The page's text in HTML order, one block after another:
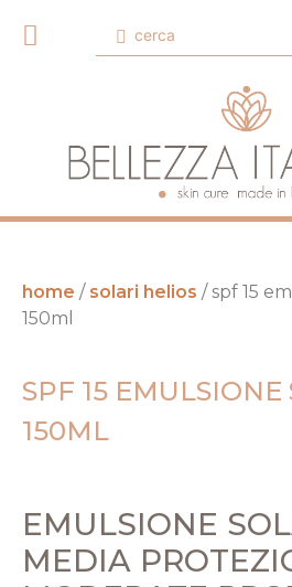
home / solari helios / spf 15
150ml
SPF 15 EMULSIONE
150ML
EMULSIONE
MEDIA